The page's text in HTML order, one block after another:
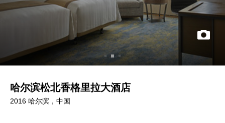
哈尔滨松北香格里拉大酒店
2016 哈尔滨，中国